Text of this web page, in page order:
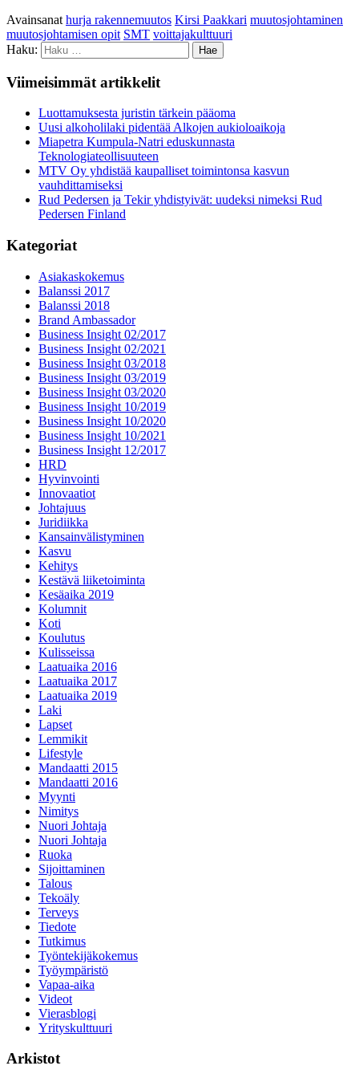
Avainsanat hurja rakennemuutos Kirsi Paakkari muutosjohtaminen
muutosjohtamisen opit SMT voittajakulttuuri
Haku:
Viimeisimmät artikkelit
Luottamuksesta juristin tärkein pääoma
Uusi alkoholilaki pidentää Alkojen aukioloaikoja
Miapetra Kumpula-Natri eduskunnasta
Teknologiateollisuuteen
MTV Oy yhdistää kaupalliset toimintonsa kasvun
vauhdittamiseksi
Rud Pedersen ja Tekir yhdistyivät: uudeksi nimeksi Rud
Pedersen Finland
Kategoriat
Asiakaskokemus
Balanssi 2017
Balanssi 2018
Brand Ambassador
Business Insight 02/2017
Business Insight 02/2021
Business Insight 03/2018
Business Insight 03/2019
Business Insight 03/2020
Business Insight 10/2019
Business Insight 10/2020
Business Insight 10/2021
Business Insight 12/2017
HRD
Hyvinvointi
Innovaatiot
Johtajuus
Juridiikka
Kansainvälistyminen
Kasvu
Kehitys
Kestävä liiketoiminta
Kesäaika 2019
Kolumnit
Koti
Koulutus
Kulisseissa
Laatuaika 2016
Laatuaika 2017
Laatuaika 2019
Laki
Lapset
Lemmikit
Lifestyle
Mandaatti 2015
Mandaatti 2016
Myynti
Nimitys
Nuori Johtaja
Nuori Johtaja
Ruoka
Sijoittaminen
Talous
Tekoäly
Terveys
Tiedote
Tutkimus
Työntekijäkokemus
Työympäristö
Vapaa-aika
Videot
Vierasblogi
Yrityskulttuuri
Arkistot